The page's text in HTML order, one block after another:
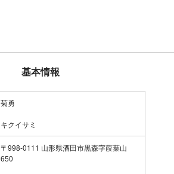
基本情報
菊勇
キクイサミ
〒998-0111 山形県酒田市黒森字葭葉山
650